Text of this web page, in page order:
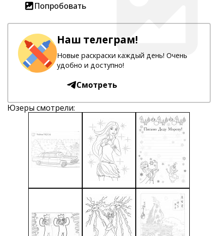
Попробовать
Наш телеграм!
Новые раскраски каждый день! Очень
удобно и доступно!
Смотреть
Юзеры смотрели: